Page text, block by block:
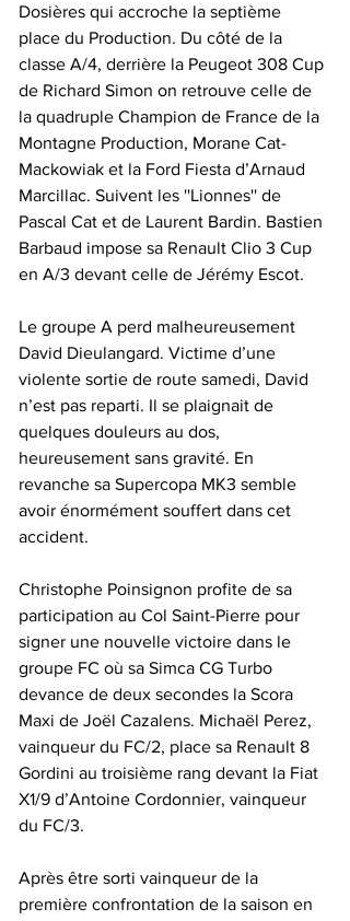
Dosières qui accroche la septième
place du Production. Du côté de la
classe A/4, derrière la Peugeot 308 Cup
de Richard Simon on retrouve celle de
la quadruple Champion de France de la
Montagne Production, Morane Cat-
Mackowiak et la Ford Fiesta d’Arnaud
Marcillac. Suivent les ''Lionnes'' de
Pascal Cat et de Laurent Bardin. Bastien
Barbaud impose sa Renault Clio 3 Cup
en A/3 devant celle de Jérémy Escot.
Le groupe A perd malheureusement
David Dieulangard. Victime d’une
violente sortie de route samedi, David
n’est pas reparti. Il se plaignait de
quelques douleurs au dos,
heureusement sans gravité. En
revanche sa Supercopa MK3 semble
avoir énormément souffert dans cet
accident.
Christophe Poinsignon profite de sa
participation au Col Saint-Pierre pour
signer une nouvelle victoire dans le
groupe FC où sa Simca CG Turbo
devance de deux secondes la Scora
Maxi de Joël Cazalens. Michaël Perez,
vainqueur du FC/2, place sa Renault 8
Gordini au troisième rang devant la Fiat
X1/9 d’Antoine Cordonnier, vainqueur
du FC/3.
Après être sorti vainqueur de la
première confrontation de la saison en